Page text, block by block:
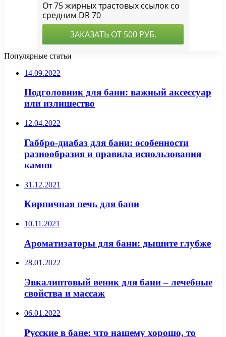
Популярные статьи
14.09.2022
Подголовник для бани: важный аксессуар
или излишество
12.04.2022
Габбро-диабаз для бани: особенности
разнообразия и правила использования
камня
31.12.2021
Кирпичная печь для бани
10.11.2021
Ароматизаторы для бани: дышите глубже
28.01.2022
Эвкалиптовый веник для бани – лечебные
свойства и массаж
06.01.2022
Русские в бане: что нашему хорошо, то